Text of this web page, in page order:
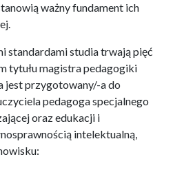
ważny fundament ich
standardami studia trwają pięć
tytułu magistra pedagogiki
jest przygotowany/-a do
pedagoga specjalnego
oraz edukacji i
intelektualną,